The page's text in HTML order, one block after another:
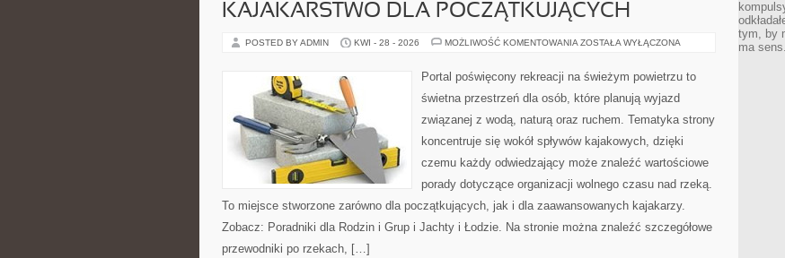
KAJAKARSTWO DLA POCZĄTKUJĄCYCH
POSTED BY ADMIN KWI - 28 - 2026 MOŻLIWOŚĆ KOMENTOWANIA KAJAKARSTWO
ZOSTAŁA WYŁĄCZONA
Portal poświęcony rekreacji na świeżym powietrzu to
świetna przestrzeń dla osób, które planują wyjazd
związanej z wodą, naturą oraz ruchem. Tematyka strony
koncentruje się wokół spływów kajakowych, dzięki
czemu każdy odwiedzający może znaleźć wartościowe
porady dotyczące organizacji wolnego czasu nad rzeką.
To miejsce stworzone zarówno dla początkujących, jak i dla zaawansowanych kajakarzy.
Zobacz: Poradniki dla Rodzin i Grup i Jachty i Łodzie. Na stronie można znaleźć szczegółowe
przewodniki po rzekach, […]
tym, by
ma sens.